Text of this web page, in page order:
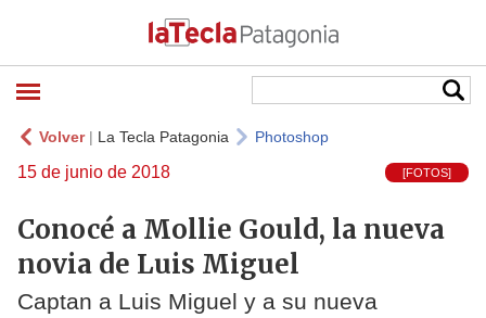
Volver| La Tecla Patagonia Photoshop
15 de junio de 2018 [FOTOS]
Conocé a Mollie Gould, la nueva
novia de Luis Miguel
Captan a Luis Miguel y a su nueva